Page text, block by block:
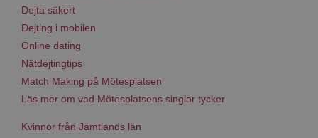
Dejta säkert
Dejting i mobilen
Online dating
Nätdejtingtips
Match Making på Mötesplatsen
Läs mer om vad Mötesplatsens singlar tycker
Kvinnor från Jämtlands län